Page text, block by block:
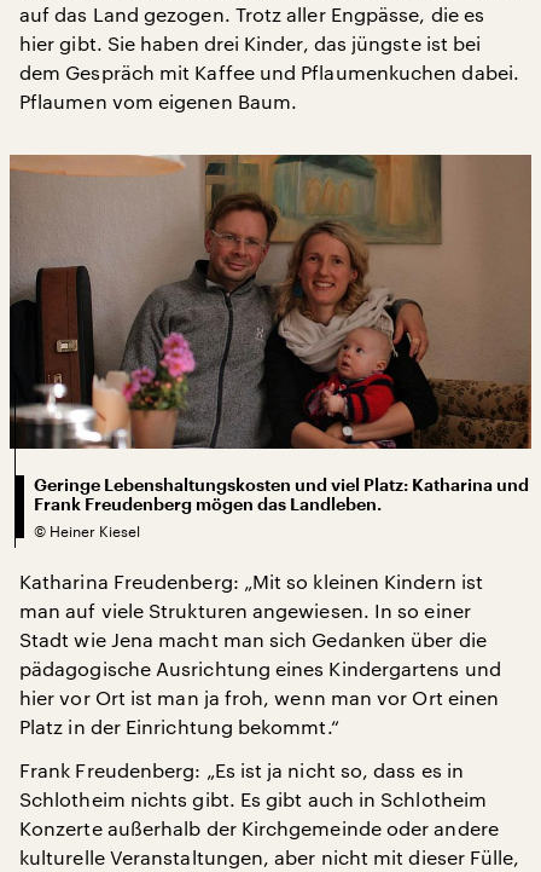
auf das Land gezogen. Trotz aller Engpässe, die es
hier gibt. Sie haben drei Kinder, das jüngste ist bei
dem Gespräch mit Kaffee und Pflaumenkuchen dabei.
Pflaumen vom eigenen Baum.
Geringe Lebenshaltungskosten und viel Platz: Katharina und
Frank Freudenberg mögen das Landleben.
© Heiner Kiesel
Katharina Freudenberg: „Mit so kleinen Kindern ist
man auf viele Strukturen angewiesen. In so einer
Stadt wie Jena macht man sich Gedanken über die
pädagogische Ausrichtung eines Kindergartens und
hier vor Ort ist man ja froh, wenn man vor Ort einen
Platz in der Einrichtung bekommt.“
Frank Freudenberg: „Es ist ja nicht so, dass es in
Schlotheim nichts gibt. Es gibt auch in Schlotheim
Konzerte außerhalb der Kirchgemeinde oder andere
kulturelle Veranstaltungen, aber nicht mit dieser Fülle,